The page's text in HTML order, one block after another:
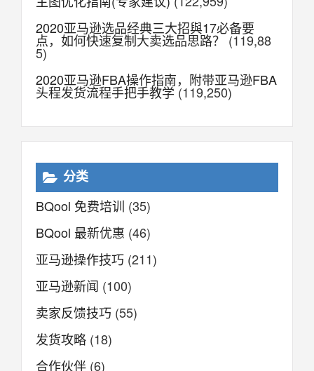
2020亚马逊选品经典三大招與17必备要
点，如何快速复制大卖选品思路？ (119,88
5)
2020亚马逊FBA操作指南，附带亚马逊FBA
头程发货流程手把手教学(119,250)
分类
BQool 免费培训 (35)
BQool 最新优惠 (46)
亚马逊操作技巧 (211)
亚马逊新闻 (100)
卖家反馈技巧 (55)
发货攻略 (18)
合作伙伴 (6)